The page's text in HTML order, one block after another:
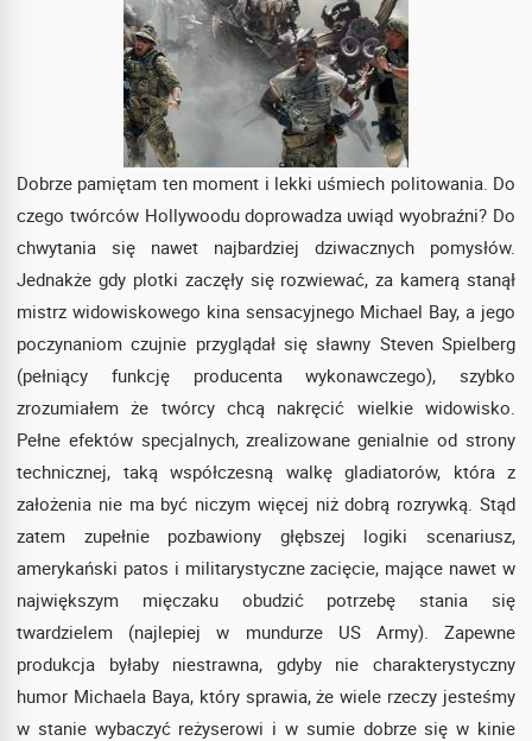
Dobrze pamiętam ten moment i lekki uśmiech politowania. Do
czego twórców Hollywoodu doprowadza uwiąd wyobraźni? Do
chwytania się nawet najbardziej dziwacznych pomysłów.
Jednakże gdy plotki zaczęły się rozwiewać, za kamerą stanął
mistrz widowiskowego kina sensacyjnego Michael Bay, a jego
poczynaniom czujnie przyglądał się sławny Steven Spielberg
(pełniący funkcję producenta wykonawczego), szybko
zrozumiałem że twórcy chcą nakręcić wielkie widowisko.
Pełne efektów specjalnych, zrealizowane genialnie od strony
technicznej, taką współczesną walkę gladiatorów, która z
założenia nie ma być niczym więcej niż dobrą rozrywką. Stąd
zatem zupełnie pozbawiony głębszej logiki scenariusz,
amerykański patos i militarystyczne zacięcie, mające nawet w
największym mięczaku obudzić potrzebę stania się
twardzielem (najlepiej w mundurze US Army). Zapewne
produkcja byłaby niestrawna, gdyby nie charakterystyczny
humor Michaela Baya, który sprawia, że wiele rzeczy jesteśmy
w stanie wybaczyć reżyserowi i w sumie dobrze się w kinie